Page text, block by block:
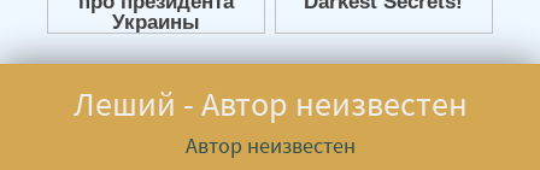
Леший - Автор неизвестен
Автор неизвестен